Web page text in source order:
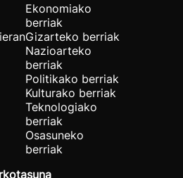
Ekonomiako
berriak
Gizarteko berriak
Nazioarteko
berriak
Politikako berriak
Kulturako berriak
Teknologiako
berriak
Osasuneko
berriak